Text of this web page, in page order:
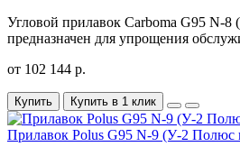
Угловой прилавок Carboma G95 N-
предназначен для упрощения
от 102 144 р.
Купить Купить в 1 клик
Прилавок Polus G95 N-9 (У-2 Полюс